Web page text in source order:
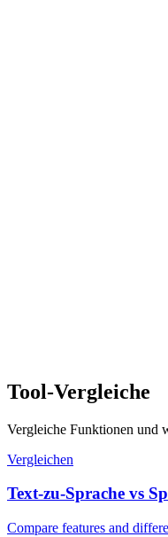
Tool-Vergleiche
Vergleiche Funktionen und
Vergleichen
Text-zu-Sprache vs
Compare features and